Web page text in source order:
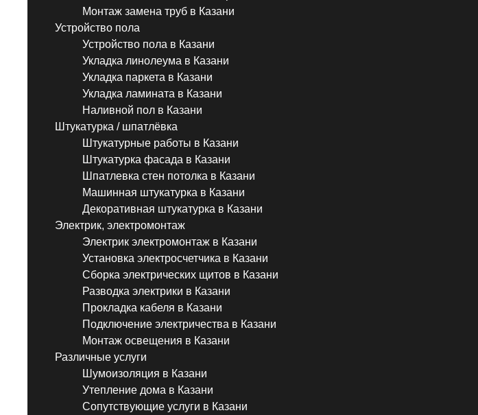
Монтаж замена труб в Казани
Устройство пола
Устройство пола в Казани
Укладка линолеума в Казани
Укладка паркета в Казани
Укладка ламината в Казани
Наливной пол в Казани
Штукатурка / шпатлёвка
Штукатурные работы в Казани
Штукатурка фасада в Казани
Шпатлевка стен потолка в Казани
Машинная штукатурка в Казани
Декоративная штукатурка в Казани
Электрик, электромонтаж
Электрик электромонтаж в Казани
Установка электросчетчика в Казани
Сборка электрических щитов в Казани
Разводка электрики в Казани
Прокладка кабеля в Казани
Подключение электричества в Казани
Монтаж освещения в Казани
Различные услуги
Шумоизоляция в Казани
Утепление дома в Казани
Сопутствующие услуги в Казани